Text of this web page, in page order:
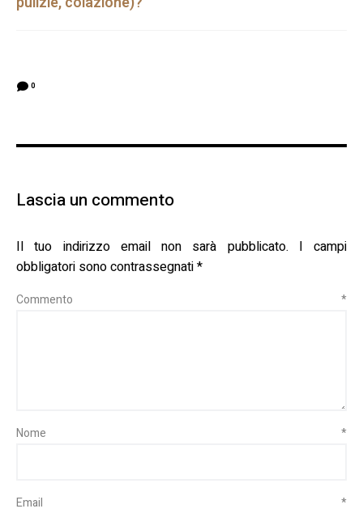
0
Lascia un commento
Il tuo indirizzo email non sarà pubblicato.
I campi
obbligatori sono contrassegnati*
Commento *
Nome *
Email *